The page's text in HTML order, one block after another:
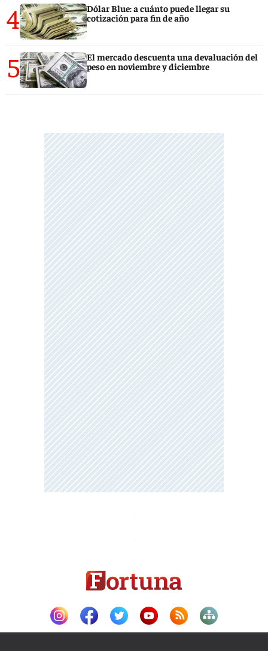
4
Dólar Blue: a cuánto puede llegar su
cotización para fin de año
5
El mercado descuenta una devaluación del
peso en noviembre y diciembre